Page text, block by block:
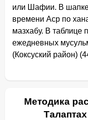
или Шафии. В шапке
времени Аср по
мазхабу. В таблице
ежедневных
(Коксуский район)
Методика